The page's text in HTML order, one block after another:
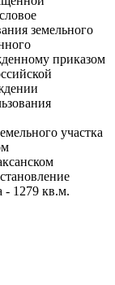
земельного
приказом
участка
- 1279 кв.м.